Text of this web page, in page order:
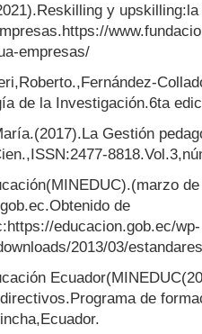
y
empresas/
de la Investigación.6ta
Gestión
de
de
educacion.gob.ec/wp-
2013/03/
de